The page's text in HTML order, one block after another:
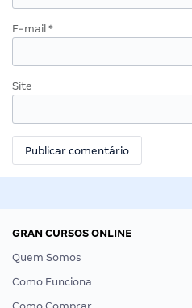
E-mail *
Site
GRAN CURSOS ONLINE
Quem Somos
Como Funciona